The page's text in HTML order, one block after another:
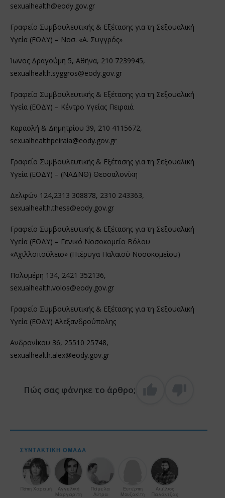
sexualhealth@eody.gov.gr
Γραφείο Συμβουλευτικής & Εξέτασης για τη Σεξουαλική
Υγεία (ΕΟΔΥ) – Νοσ. «Α. Συγγρός»
Ίωνος Δραγούμη 5, Αθήνα, 210 7239945,
sexualhealth.syggros@eody.gov.gr
Γραφείο Συμβουλευτικής & Εξέτασης για τη Σεξουαλική
Υγεία (ΕΟΔΥ) – Κέντρο Υγείας Πειραιά
Καραολή & Δημητρίου 39, 210 4115672,
sexualhealthpeiraia@eody.gov.gr
Γραφείο Συμβουλευτικής & Εξέτασης για τη Σεξουαλική
Υγεία (ΕΟΔΥ) – (ΝΑΔΝΘ) Θεσσαλονίκη
Δελφών 124,2313 308878, 2310 243363,
sexualhealth.thess@eody.gov.gr
Γραφείο Συμβουλευτικής & Εξέτασης για τη Σεξουαλική
Υγεία (ΕΟΔΥ) – Γενικό Νοσοκομείο Βόλου
«Αχιλλοπούλειο» (Πτέρυγα Παλαιού Νοσοκομείου)
Πολυμέρη 134, 2421 352136,
sexualhealth.volos@eody.gov.gr
Γραφείο Συμβουλευτικής & Εξέτασης για τη Σεξουαλική
Υγεία (ΕΟΔΥ) Αλεξανδρούπολης
Ανδρονίκου 36, 25510 25748,
sexualhealth.alex@eody.gov.gr
Πώς σας φάνηκε το άρθρο;
ΣΥΝΤΑΚΤΙΚΉ ΟΜΆΔΑ
Πόπη Χαραμή
Αγγελική
Μαργαρίτη
Πάμελα
Λύτρα
Ευτέρπη
Μουζακίτη
Αιμίλιος
Παλάντζας